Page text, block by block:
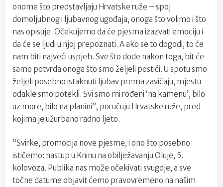
onome što predstavljaju Hrvatske ruže – spoj
domoljubnog i ljubavnog ugođaja, onoga što volimo i što
nas opisuje. Očekujemo da će pjesma izazvati emociju i
da će se ljudi u njoj prepoznati. A ako se to dogodi, to će
nam biti najveći uspjeh. Sve što dođe nakon toga, bit će
samo potvrda onoga što smo željeli postići. U spotu smo
željeli posebno istaknuti ljubav prema zavičaju, mjestu
odakle smo potekli. Svi smo mi rođeni ‘na kamenu’, bilo
uz more, bilo na planini”, poručuju Hrvatske ruže, pred
kojima je užurbano radno ljeto.
“Svirke, promocija nove pjesme, i ono što posebno
ističemo: nastup u Kninu na obilježavanju Oluje, 5.
kolovoza. Publika nas može očekivati svugdje, a sve
točne datume objavit ćemo pravovremeno na našim